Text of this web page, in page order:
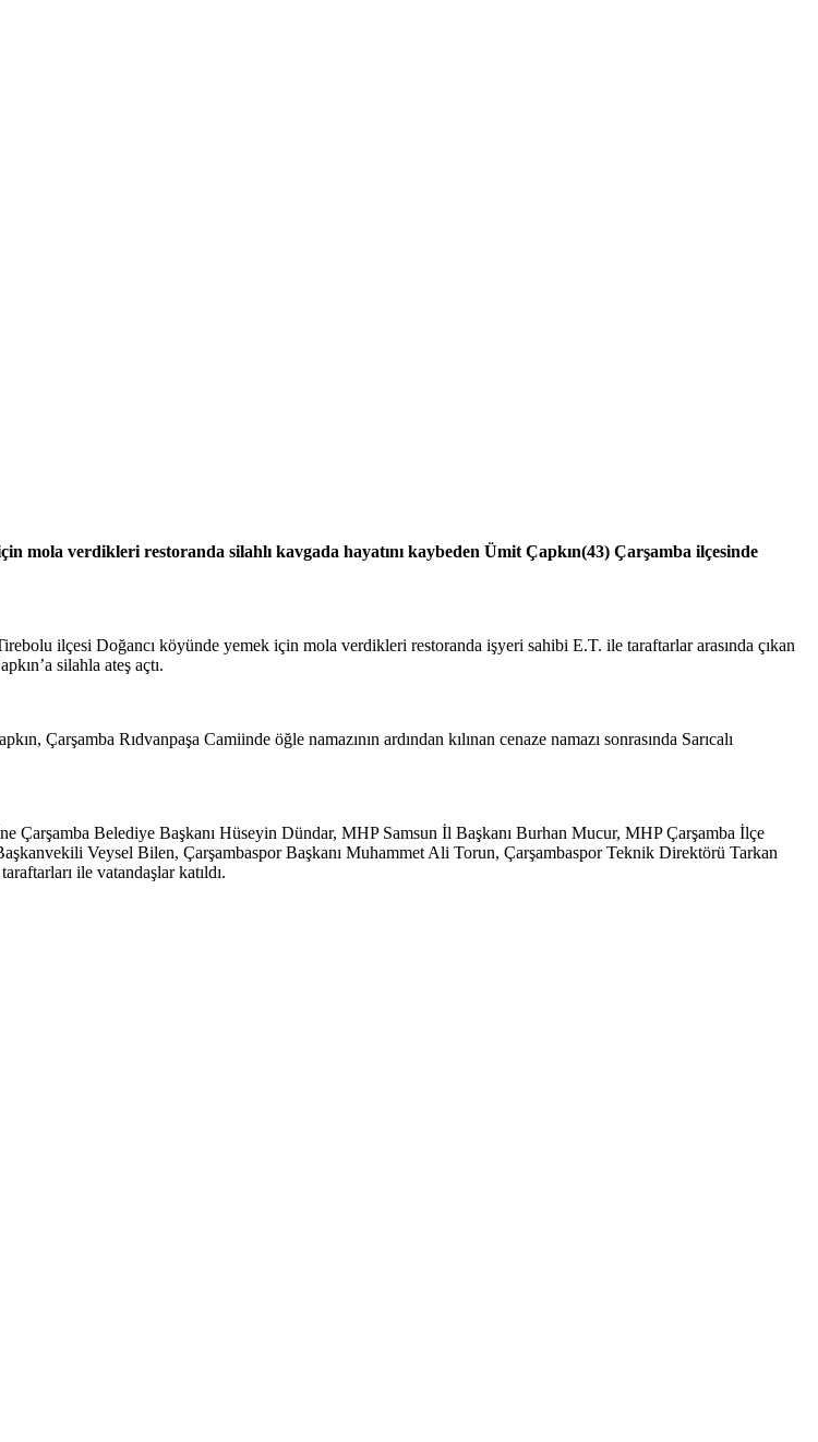
mola verdikleri restoranda silahlı kavgada hayatını kaybeden Ümit Çapkın(43) Çarşamba ilçesinde
ilçesi Doğancı köyünde yemek için mola verdikleri restoranda işyeri sahibi E.T. ile taraftarlar arasında çıkan
silahla ateş açtı.
Çarşamba Rıdvanpaşa Camiinde öğle namazının ardından kılınan cenaze namazı sonrasında Sarıcalı
Çarşamba Belediye Başkanı Hüseyin Dündar, MHP Samsun İl Başkanı Burhan Mucur, MHP Çarşamba İlçe
Veysel Bilen, Çarşambaspor Başkanı Muhammet Ali Torun, Çarşambaspor Teknik Direktörü Tarkan
ile vatandaşlar katıldı.